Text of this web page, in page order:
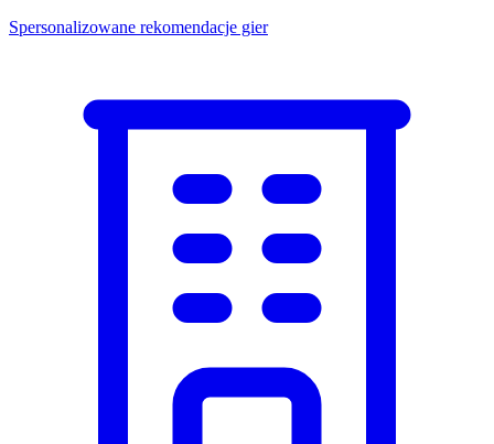
Spersonalizowane rekomendacje gier